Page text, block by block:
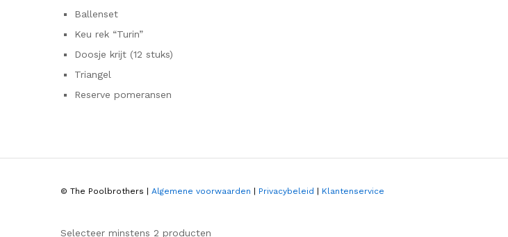
Ballenset
Keu rek “Turin”
Doosje krijt (12 stuks)
Triangel
Reserve pomeransen
© The Poolbrothers | Algemene voorwaarden Privacybeleid Klantenservice
Selecteer minstens 2 producten